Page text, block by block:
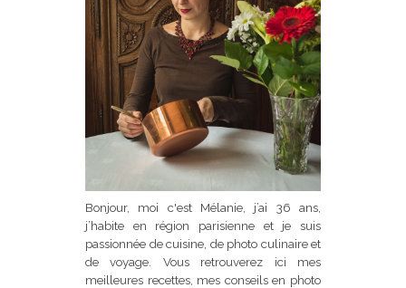
Bonjour, moi c'est Mélanie, j’ai 36 ans,
j’habite en région parisienne et je suis
passionnée de cuisine, de photo culinaire et
de voyage. Vous retrouverez ici mes
meilleures recettes, mes conseils en photo